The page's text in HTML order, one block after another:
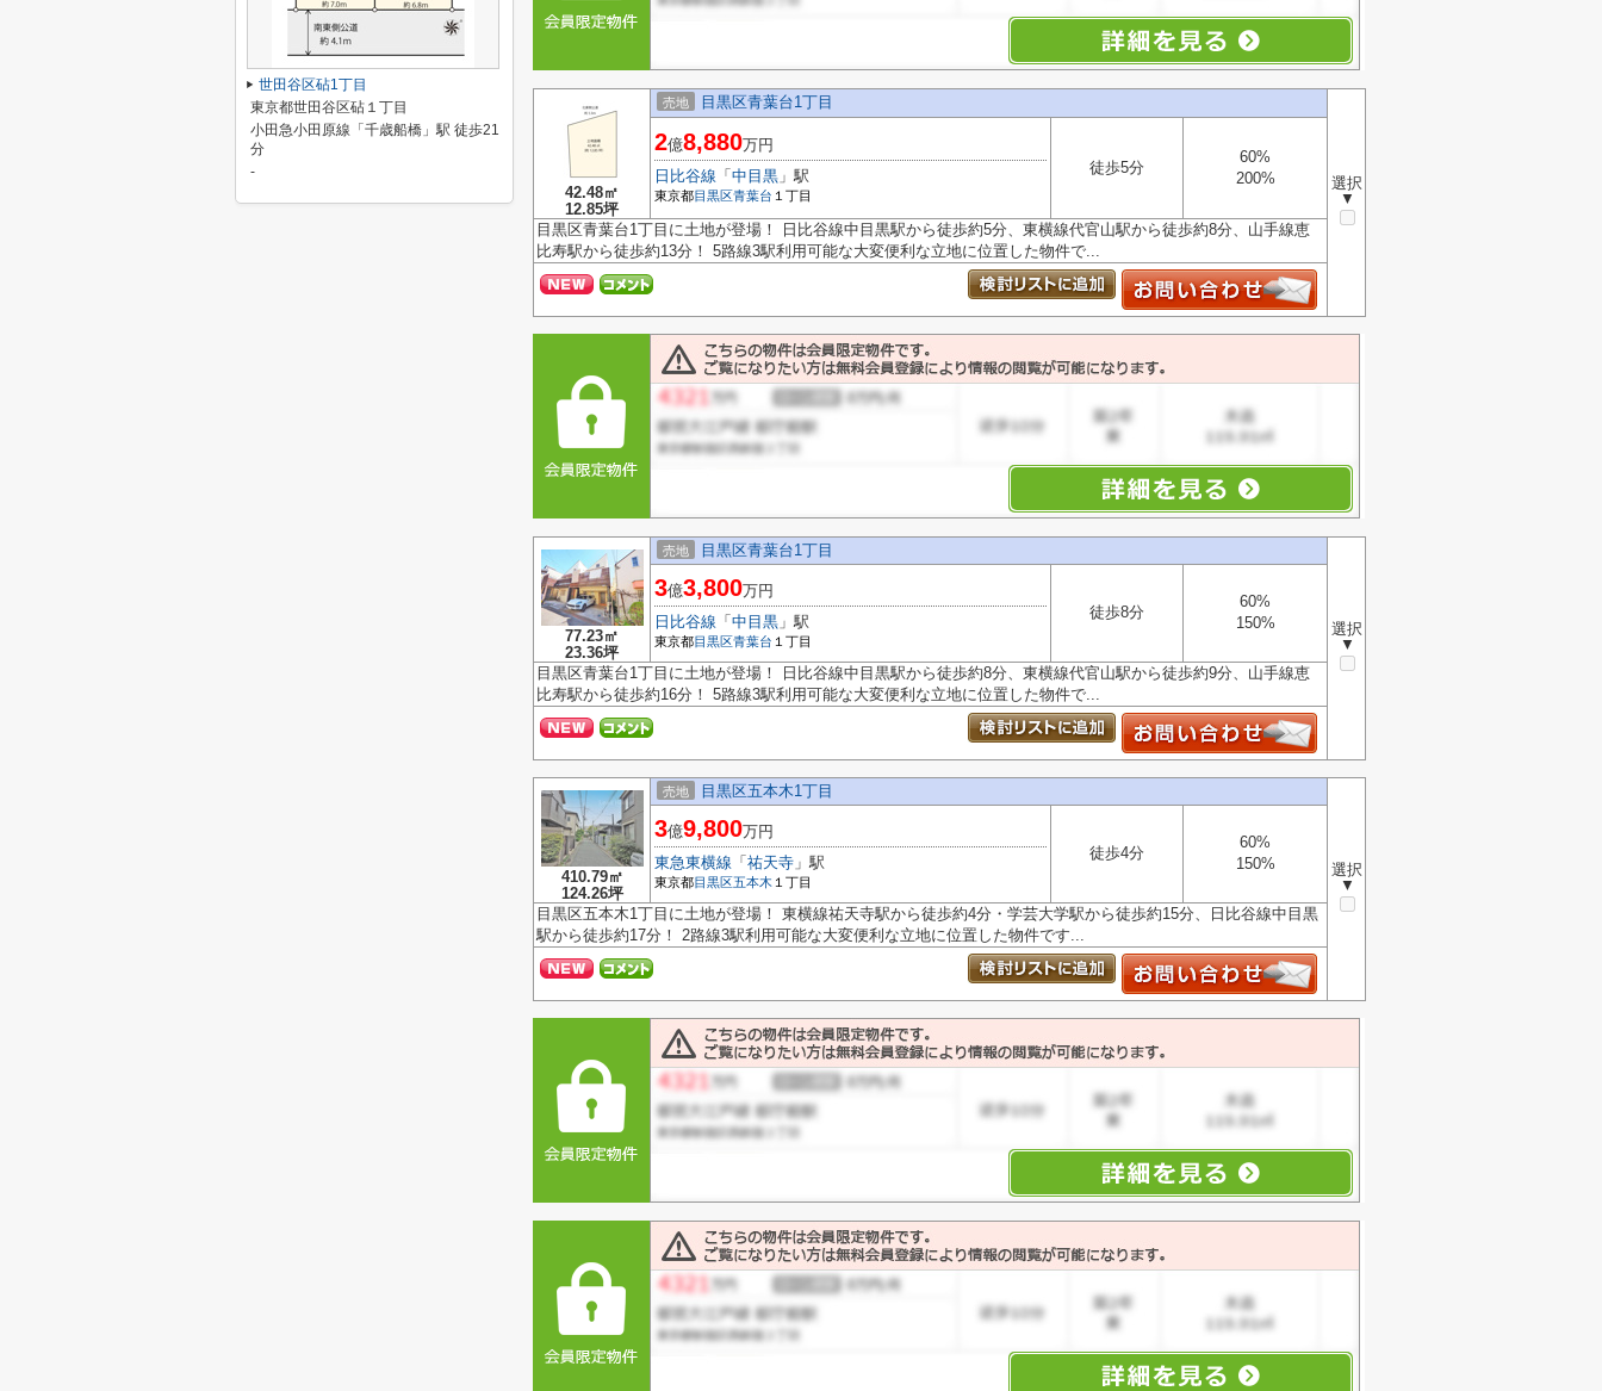
42.48㎡
12.85坪
売地 目黒区青葉台1丁目
選択
▼
2億8,880万円
日比谷線 「 中目黒 」駅
東京都目黒区青葉台 １丁目
徒歩5分
60%
200%
目黒区青葉台1丁目に土地が登場！ 日比谷線中目黒駅から徒歩約5分、東横線代官山駅から徒歩約8分、山手線恵
比寿駅から徒歩約13分！ 5路線3駅利用可能な大変便利な立地に位置した物件で...
77.23㎡
23.36坪
売地 目黒区青葉台1丁目
選択
▼
3億3,800万円
日比谷線 「 中目黒 」駅
東京都目黒区青葉台 １丁目
徒歩8分
60%
150%
目黒区青葉台1丁目に土地が登場！ 日比谷線中目黒駅から徒歩約8分、東横線代官山駅から徒歩約9分、山手線恵
比寿駅から徒歩約16分！ 5路線3駅利用可能な大変便利な立地に位置した物件で...
410.79㎡
124.26坪
売地 目黒区五本木1丁目
選択
▼
3億9,800万円
東急東横線 「 祐天寺 」駅
東京都目黒区五本木 １丁目
徒歩4分
60%
150%
目黒区五本木1丁目に土地が登場！ 東横線祐天寺駅から徒歩約4分・学芸大学駅から徒歩約15分、日比谷線中目黒
駅から徒歩約17分！ 2路線3駅利用可能な大変便利な立地に位置した物件です...
世田谷区砧1丁目
東京都世田谷区砧１丁目
小田急小田原線「千歳船橋」駅 徒歩21
分
-